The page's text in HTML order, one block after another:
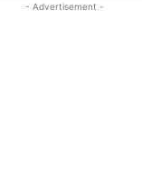
- Advertisement -